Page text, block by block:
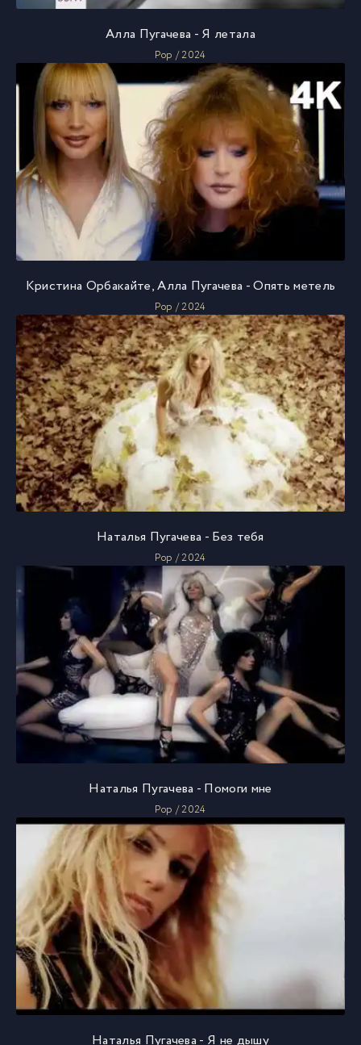
Алла Пугачева - Я летала
Pop / 2024
Кристина Орбакайте, Алла Пугачева - Опять метель
Pop / 2024
Наталья Пугачева - Без тебя
Pop / 2024
Наталья Пугачева - Помоги мне
Pop / 2024
Наталья Пугачева - Я не дышу